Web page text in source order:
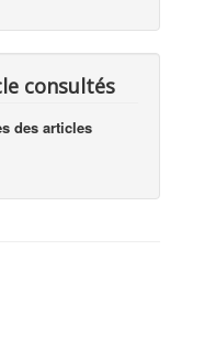
consultés
des articles